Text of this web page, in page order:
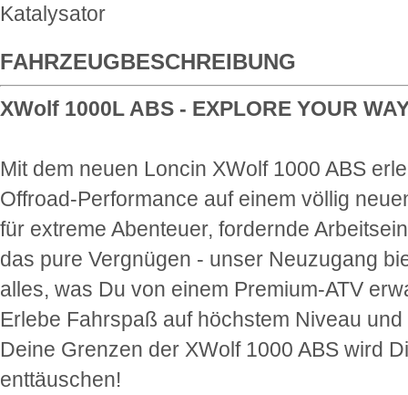
Katalysator
FAHRZEUGBESCHREIBUNG
XWolf 1000L ABS - EXPLORE YOUR
Mit dem neuen Loncin XWolf 1000 ABS
Offroad-Performance auf einem völlig
für extreme Abenteuer, fordernde
das pure Vergnügen - unser Neuzugang
alles, was Du von einem Premium-ATV
Erlebe Fahrspaß auf höchstem Niveau und
Deine Grenzen der XWolf 1000 ABS wird
enttäuschen!